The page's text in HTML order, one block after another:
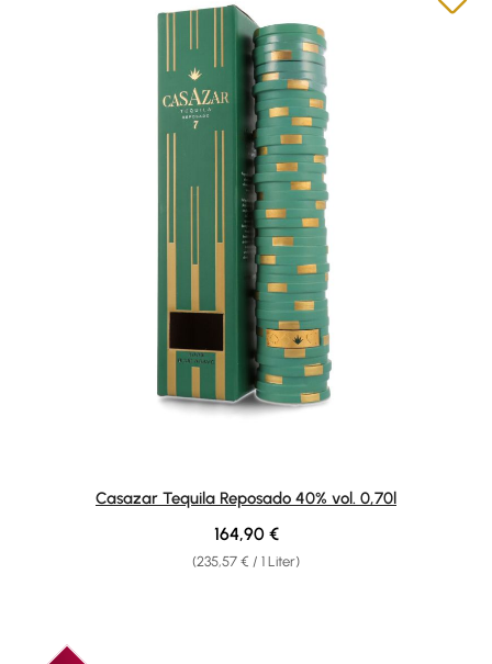
Casazar Tequila Reposado 40% vol. 0,70l
(235,57 € / 1 Liter)
Regulärer Preis:
164,90 €